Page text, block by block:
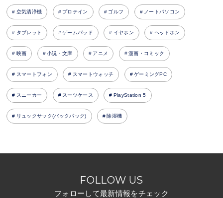
空気清浄機 プロテイン ゴルフ ノートパソコン
タブレット ゲームパッド イヤホン ヘッドホン
映画 小説・文庫 アニメ 漫画・コミック
スマートフォン スマートウォッチ ゲーミングPC
スニーカー スーツケース PlayStation 5
リュックサック(バックパック) 除湿機
FOLLOW US
フォローして最新情報をチェック